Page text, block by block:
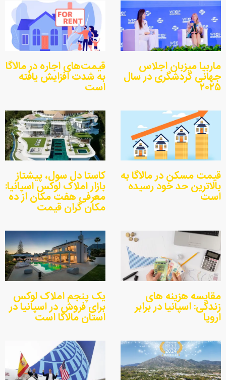
ماربیا میزبان اجلاس
جهانی گردشگری در سال
۲۰۲۵
قیمت‌های اجاره در مالاگا
به شدت افزایش یافته
است
قیمت مسکن در مالاگا به
بالاترین حد خود رسیده
است
کاستا دل سول، پیشتاز
بازار املاک لوکس اسپانیا:
معرفی هفت مکان از ده
مکان گران قیمت
مقایسه هزینه های
زندگی: اسپانیا در برابر
اروپا
یک پنجم املاک لوکس
برای فروش در اسپانیا در
استان مالاگا است